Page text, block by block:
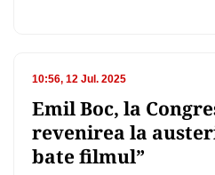
10:56, 12 Jul. 2025
Emil Boc, la
revenirea la
bate filmul”